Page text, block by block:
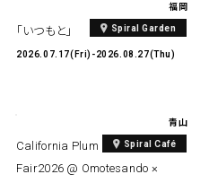
福岡
Spiral Garden
「いつもと」
2026.07.17(Fri)-2026.08.27(Thu)
青山
Spiral Café
California Plum & Nectarine
Fair2026 @ Omotesando ×